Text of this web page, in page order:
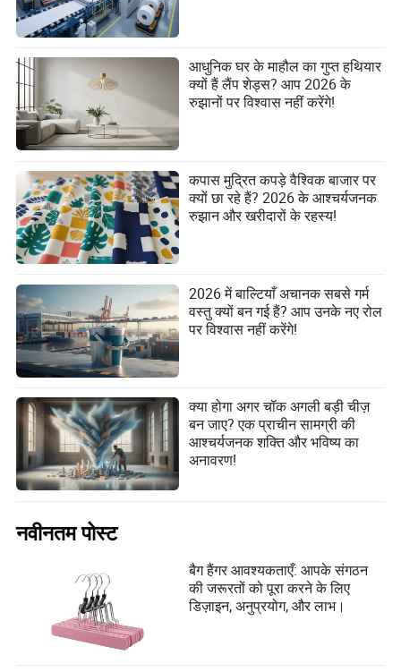
आधुनिक घर के माहौल का गुप्त हथियार
क्यों हैं लैंप शेड्स? आप 2026 के
रुझानों पर विश्वास नहीं करेंगे!
कपास मुद्रित कपड़े वैश्विक बाजार पर
क्यों छा रहे हैं? 2026 के आश्चर्यजनक
रुझान और खरीदारों के रहस्य!
2026 में बाल्टियाँ अचानक सबसे गर्म
वस्तु क्यों बन गई हैं? आप उनके नए रोल
पर विश्वास नहीं करेंगे!
क्या होगा अगर चॉक अगली बड़ी चीज़
बन जाए? एक प्राचीन सामग्री की
आश्चर्यजनक शक्ति और भविष्य का
अनावरण!
नवीनतम पोस्ट
बैग हैंगर आवश्यकताएँ: आपके संगठन
की जरूरतों को पूरा करने के लिए
डिज़ाइन, अनुप्रयोग, और लाभ।